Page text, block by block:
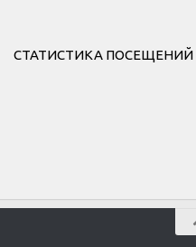
СТАТИСТИКА ПОСЕЩЕНИЙ